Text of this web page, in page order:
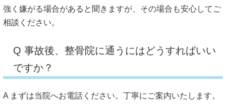
強く嫌がる場合があると聞きますが、その場合も安心してご
相談ください。
Q 事故後、整骨院に通うにはどうすればいい
ですか？
A まずは当院へお電話ください。丁寧にご案内いたします。